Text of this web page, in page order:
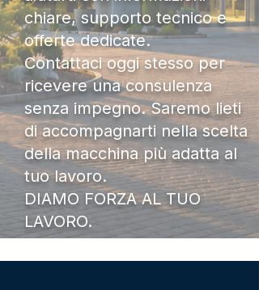
chiare, supporto tecnico e
offerte dedicate.
Contattaci oggi stesso per
ricevere una consulenza
senza impegno. Saremo lieti
di accompagnarti nella scelta
della macchina più adatta al
tuo lavoro.
DIAMO FORZA AL TUO
LAVORO.